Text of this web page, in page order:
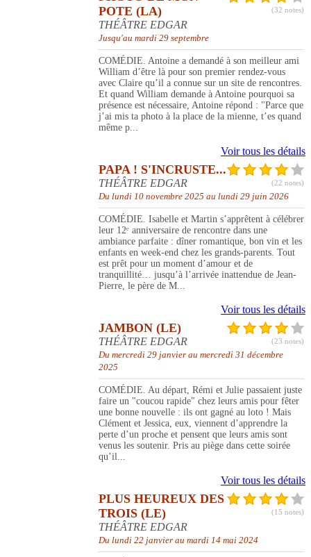
(32 notes)
POTE (LA)
THÉÂTRE EDGAR
Jusqu'au mardi 29 septembre
COMÉDIE. Antoine a demandé à son meilleur ami
William d’être là pour son premier rendez-vous
avec Claire qu’il a connue sur un site de rencontres.
Et quand William demande à Antoine pourquoi sa
présence est nécessaire, Antoine répond : "Parce que
j’ai mis ta photo à la place de la mienne, t’es quand
même p...
Voir tous les détails
(22 notes)
PAPA ! S'INCRUSTE...
THÉÂTRE EDGAR
Du lundi 10 novembre 2025 au lundi 29 juin 2026
COMÉDIE. Isabelle et Martin s’apprêtent à célébrer
leur 12ᵉ anniversaire de rencontre dans une
ambiance parfaite : dîner romantique, bon vin et les
enfants en week-end chez les grands-parents. Tout
est prêt pour un moment d’amour et de
tranquillité… jusqu’à l’arrivée inattendue de Jean-
Pierre, le père de M...
Voir tous les détails
(23 notes)
JAMBON (LE)
THÉÂTRE EDGAR
Du mercredi 29 janvier au mercredi 31 décembre
2025
COMÉDIE. Au départ, Rémi et Julie passaient juste
faire un "coucou rapide" chez leurs amis pour fêter
une bonne nouvelle : ils ont gagné au loto ! Mais
Clément et Jessica, eux, viennent d’apprendre la
perte d’un proche et pensent que leurs amis sont
venus les soutenir. Pris au piège dans cette soirée
qu’il...
Voir tous les détails
(15 notes)
PLUS HEUREUX DES
TROIS (LE)
THÉÂTRE EDGAR
Du lundi 22 janvier au mardi 14 mai 2024